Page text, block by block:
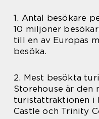
1. Antal besökare
10 miljoner
till en av Europas
besöka.
2. Mest besökta
Storehouse är den
turistattraktionen i
Castle och Trinity